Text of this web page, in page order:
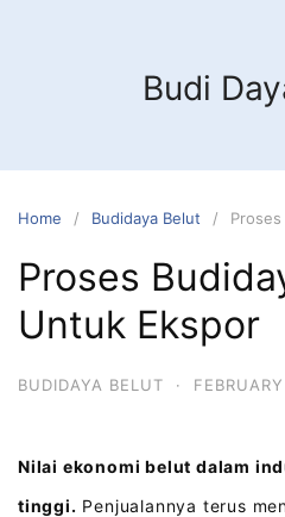
Budi
Home Budidaya Belut
Proses
Untuk Ekspor
BUDIDAYA BELUT ·
Nilai ekonomi belut dalam
tinggi. Penjualannya terus